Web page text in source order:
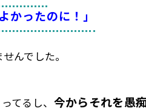
かったのに！」
んでした。
てるし、 今からそれを愚